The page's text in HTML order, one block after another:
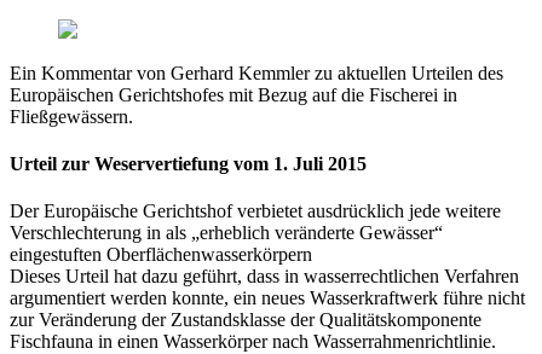
Ein Kommentar von Gerhard Kemmler zu aktuellen Urteilen des
Europäischen Gerichtshofes mit Bezug auf die Fischerei in
Fließgewässern.
Urteil zur Weservertiefung vom 1. Juli 2015
Der Europäische Gerichtshof verbietet ausdrücklich jede weitere
Verschlechterung in als „erheblich veränderte Gewässer“
eingestuften Oberflächenwasserkörpern
Dieses Urteil hat dazu geführt, dass in wasserrechtlichen Verfahren
argumentiert werden konnte, ein neues Wasserkraftwerk führe nicht
zur Veränderung der Zustandsklasse der Qualitätskomponente
Fischfauna in einen Wasserkörper nach Wasserrahmenrichtlinie.